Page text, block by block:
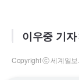
이우중 기자
Copyright ⓒ 세계일보